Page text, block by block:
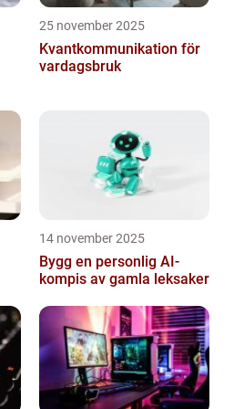
25 november 2025
Kvantkommunikation för
vardagsbruk
14 november 2025
Bygg en personlig AI-
kompis av gamla leksaker